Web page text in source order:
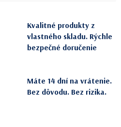
Kvalitné produkty z
vlastného skladu. Rýchle
bezpečné doručenie
Máte 14 dní na vrátenie.
Bez dôvodu. Bez rizika.